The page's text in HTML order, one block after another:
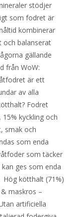
stödjer
som fodret är
kombinerar
och balanserat
gällande
från WoW:
är ett
av alla
Fodret
kyckling och
smak och
som enda
som täcker
ges som enda
kötthalt (71%)
maskros –
artificiella